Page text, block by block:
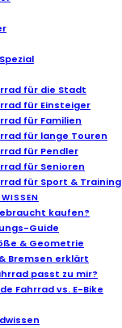
für die Stadt
für Einsteiger
für Familien
für lange Touren
für Pendler
für Senioren
für Sport & Training
kaufen?
Guide
& Geometrie
Bremsen erklärt
passt zu mir?
Fahrrad vs. E-Bike